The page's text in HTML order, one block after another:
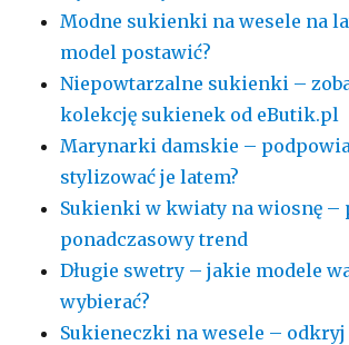
Modne sukienki na wesele na
model postawić?
Niepowtarzalne sukienki –
kolekcję sukienek od eButik.pl
Marynarki damskie –
stylizować je latem?
Sukienki w kwiaty na wiosnę –
ponadczasowy trend
Długie swetry – jakie modele
wybierać?
Sukieneczki na wesele – odkryj